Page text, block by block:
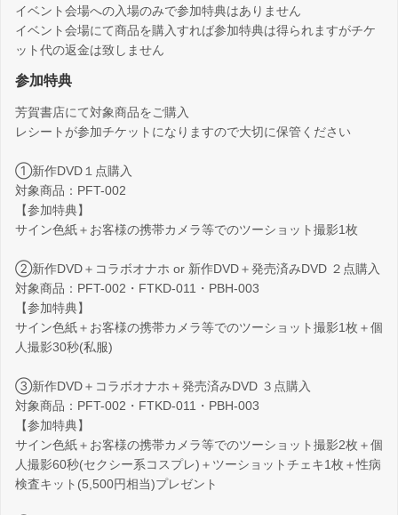
イベント会場への入場のみで参加特典はありません
イベント会場にて商品を購入すれば参加特典は得られますがチケ
ット代の返金は致しません
参加特典
芳賀書店にて対象商品をご購入
レシートが参加チケットになりますので大切に保管ください
①新作DVD１点購入
対象商品：PFT-002
【参加特典】
サイン色紙＋お客様の携帯カメラ等でのツーショット撮影1枚
②新作DVD＋コラボオナホ or 新作DVD＋発売済みDVD ２点購入
対象商品：PFT-002・FTKD-011・PBH-003
【参加特典】
サイン色紙＋お客様の携帯カメラ等でのツーショット撮影1枚＋個
人撮影30秒(私服)
➂新作DVD＋コラボオナホ＋発売済みDVD ３点購入
対象商品：PFT-002・FTKD-011・PBH-003
【参加特典】
サイン色紙＋お客様の携帯カメラ等でのツーショット撮影2枚＋個
人撮影60秒(セクシー系コスプレ)＋ツーショットチェキ1枚＋性病
検査キット(5,500円相当)プレゼント